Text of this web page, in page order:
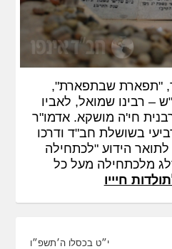
"תפארת שבתפארת",
– רבינו שמואל, לאביו
חי'ה מושקא. אדמו"ר
בשושלת חב"ד ודרכו
הידוע "לכתחילה
מלכתחילה מעל כל
חיייו
י״ט בכסלו ה׳תשפ״ו